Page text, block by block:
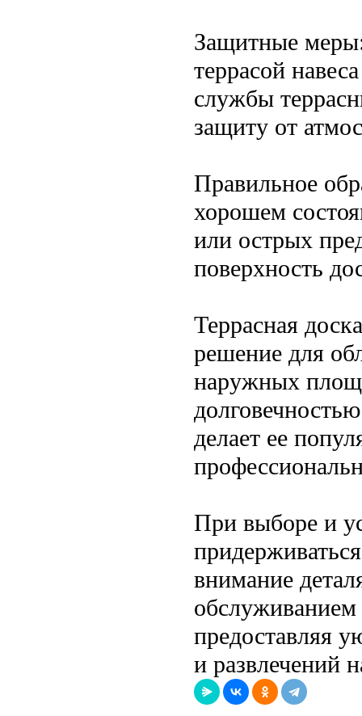
Защитные
террасой
службы
защиту от
Правильное
хорошем
или острых
поверхность
Террасная
решение для
наружных
делает ее
При выборе и
внимание
обслуживанием
предоставляя
и развлечений